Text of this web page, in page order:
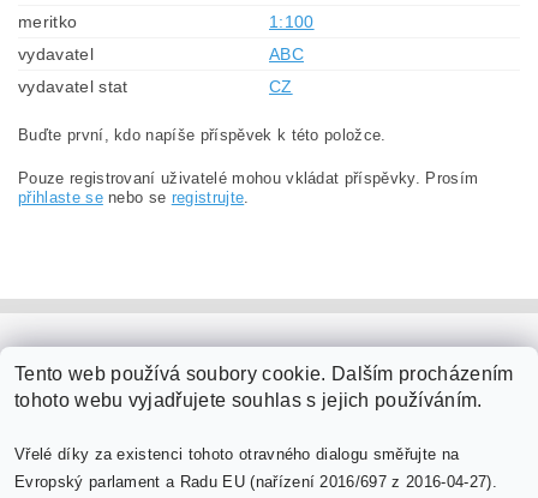
meritko
1:100
vydavatel
ABC
vydavatel stat
CZ
Buďte první, kdo napíše příspěvek k této položce.
Pouze registrovaní uživatelé mohou vkládat příspěvky. Prosím
přihlaste senebo se registrujte.
Tento web používá soubory cookie. Dalším procházením
tohoto webu vyjadřujete souhlas s jejich používáním.
Vřelé díky za existenci tohoto otravného dialogu směřujte na
Evropský parlament a Radu EU (nařízení 2016/697 z 2016-04-27).